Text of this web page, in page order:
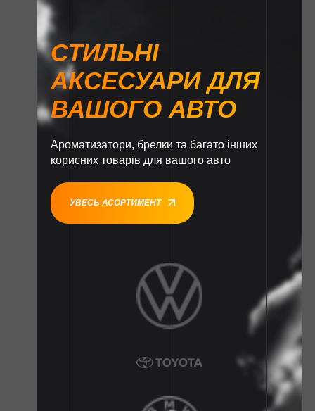
СТИЛЬНІ
АКСЕСУАРИ ДЛЯ
ВАШОГО АВТО
Ароматизатори, брелки та багато інших
корисних товарів для вашого авто
УВЕСЬ АСОРТИМЕНТ